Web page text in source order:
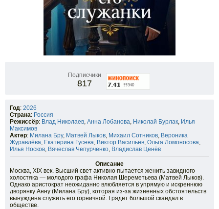
Подписчики
817
Год: 2026
Страна: Россия
Режиссёр: Влад Николаев, Анна Лобанова, Николай Бурлак, Илья
Максимов
Актер: Милана Бру, Матвей Лыков, Михаил Сотников, Вероника
Журавлёва, Екатерина Гусева, Виктор Васильев, Ольга Ломоносова,
Илья Носков, Вячеслав Чепурченко, Владислав Ценёв
Описание
Москва, XIX век. Высший свет активно пытается женить завидного
холостяка — молодого графа Николая Шереметьева (Матвей Лыков).
Однако аристократ неожиданно влюбляется в упрямую и искреннюю
дворянку Анну (Милана Бру), которая из-за жизненных обстоятельств
вынуждена служить его горничной. Грядет большой скандал в
обществе.